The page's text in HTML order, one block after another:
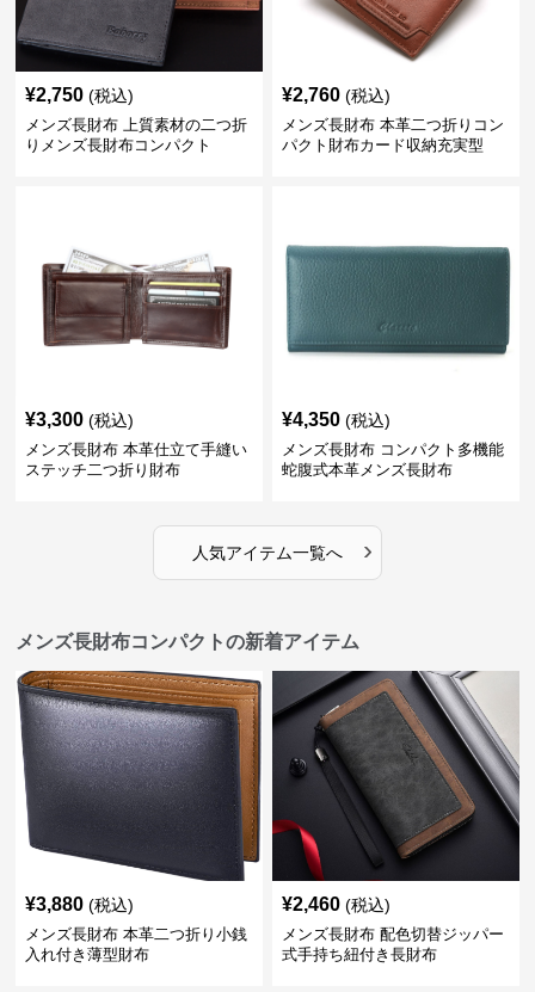
¥2,750 (税込)
メンズ長財布 上質素材の二つ折
りメンズ長財布コンパクト
¥2,760 (税込)
メンズ長財布 本革二つ折りコン
パクト財布カード収納充実型
¥3,300 (税込)
メンズ長財布 本革仕立て手縫い
ステッチ二つ折り財布
¥4,350 (税込)
メンズ長財布 コンパクト多機能
蛇腹式本革メンズ長財布
人気アイテム一覧へ ›
メンズ長財布コンパクトの新着アイテム
¥3,880 (税込)
メンズ長財布 本革二つ折り小銭
入れ付き薄型財布
¥2,460 (税込)
メンズ長財布 配色切替ジッパー
式手持ち紐付き長財布